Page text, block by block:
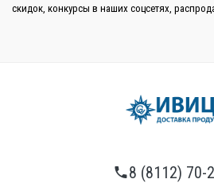
скидок, конкурсы в наших соцсетях,
8 (8112) 70-